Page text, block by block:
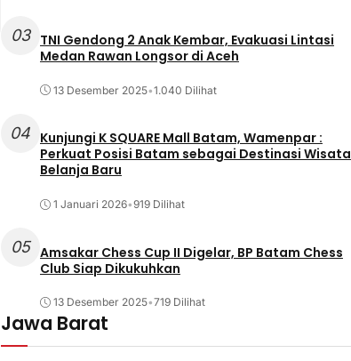
03
TNI Gendong 2 Anak Kembar, Evakuasi Lintasi
Medan Rawan Longsor di Aceh
13 Desember 2025•1.040 Dilihat
04 Kunjungi K SQUARE Mall Batam, Wamenpar :
Perkuat Posisi Batam sebagai Destinasi Wisata
Belanja Baru
1 Januari 2026•919 Dilihat
05 Amsakar Chess Cup II Digelar, BP Batam Chess
Club Siap Dikukuhkan
13 Desember 2025•719 Dilihat
Jawa Barat